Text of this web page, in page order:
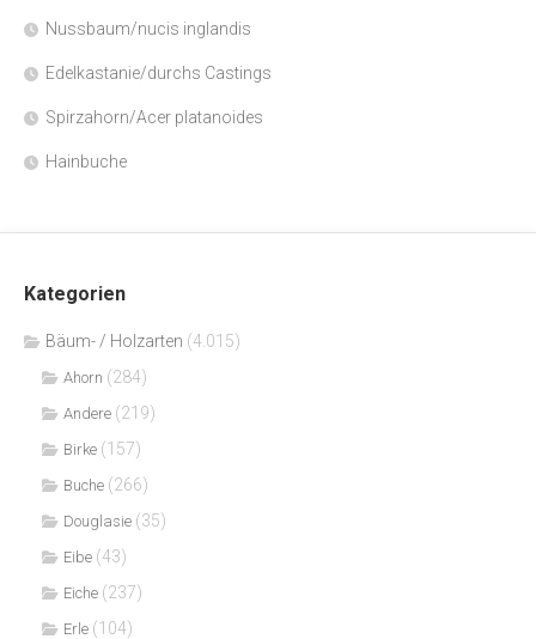
Nussbaum/nucis inglandis
Edelkastanie/durchs Castings
Spirzahorn/Acer platanoides
Hainbuche
Kategorien
Bäum- / Holzarten (4.015)
Ahorn (284)
Andere (219)
Birke (157)
Buche (266)
Douglasie (35)
Eibe (43)
Eiche (237)
Erle (104)